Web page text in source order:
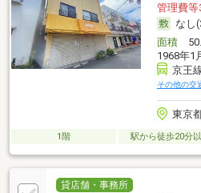
管理費等
なし
面積
1968年1
京王
その他の交
東京
1階 駅から徒歩20分
貸店舗・事務所